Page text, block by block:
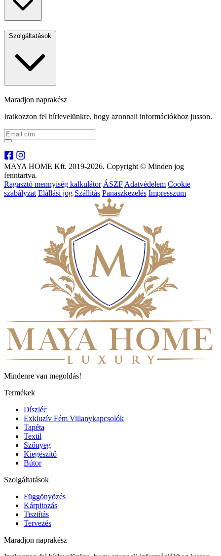
Szolgáltatások
Maradjon naprakész
Iratkozzon fel hírlevelünkre, hogy azonnali információkhoz jusson.
MAYA HOME Kft. 2019-2026. Copyright © Minden jog
fenntartva.
Ragasztó mennyiség kalkulátor ÁSZF Adatvédelem Cookie
szabályzat Elállási jog Szállítás Panaszkezelés Impresszum
Mindenre van megoldás!
Termékek
Díszléc
Exkluzív Fém Villanykapcsolók
Tapéta
Textil
Szőnyeg
Kiegészítő
Bútor
Szolgáltatások
Függönyözés
Kárpitozás
Tisztítás
Tervezés
Maradjon naprakész